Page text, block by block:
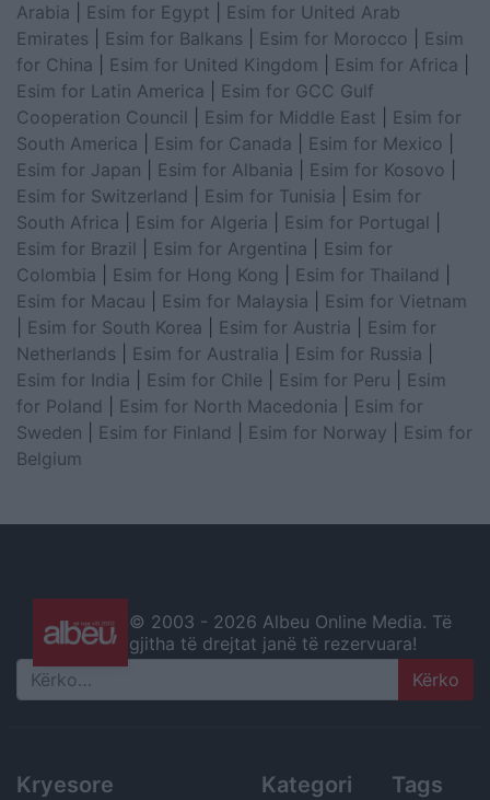
Arabia
Esim for Egypt
Esim for United Arab
Emirates
Esim for Balkans Esim for Morocco
Esim
for China
Esim for United Kingdom Esim for Africa
Esim for Latin America
Esim for GCC Gulf
Cooperation Council
Esim for Middle East
Esim for
South America
Esim for Canada Esim for Mexico
Esim for Japan
Esim for Albania Esim for Kosovo
Esim for Switzerland
Esim for Tunisia
Esim for
South Africa
Esim for Algeria Esim for Portugal
Esim for Brazil
Esim for Argentina
Esim for
Colombia
Esim for Hong Kong Esim for Thailand
Esim for Macau
Esim for Malaysia
Esim for Vietnam
Esim for South Korea Esim for Austria
Esim for
Netherlands
Esim for Australia Esim for Russia
Esim for India
Esim for Chile Esim for Peru
Esim
for Poland
Esim for North Macedonia
Esim for
Sweden
Esim for Finland Esim for Norway
Esim for
Belgium
© 2003 - 2026 Albeu Online Media. Të
gjitha të drejtat janë të rezervuara!
Search
Kryesore Kategori Tags